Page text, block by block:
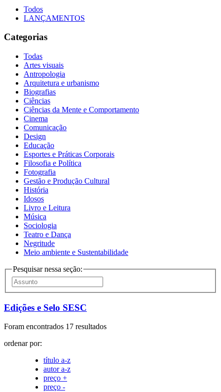
Todos
LANÇAMENTOS
Categorias
Todas
Artes visuais
Antropologia
Arquitetura e urbanismo
Biografias
Ciências
Ciências da Mente e Comportamento
Cinema
Comunicação
Design
Educação
Esportes e Práticas Corporais
Filosofia e Política
Fotografia
Gestão e Produção Cultural
História
Idosos
Livro e Leitura
Música
Sociologia
Teatro e Dança
Negritude
Meio ambiente e Sustentabilidade
Pesquisar nessa seção:
Edições e Selo SESC
Foram encontrados 17 resultados
ordenar por:
título a-z
autor a-z
preço +
preço -